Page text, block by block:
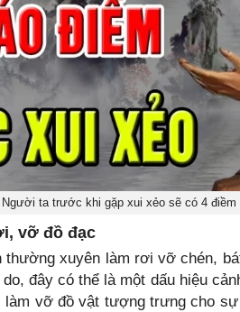
Người ta trước khi gặp xui xẻo sẽ có 4
vỡ đồ đạc
thường xuyên làm rơi vỡ chén,
đây có thể là một dấu hiệu
làm vỡ đồ vật tượng trưng cho